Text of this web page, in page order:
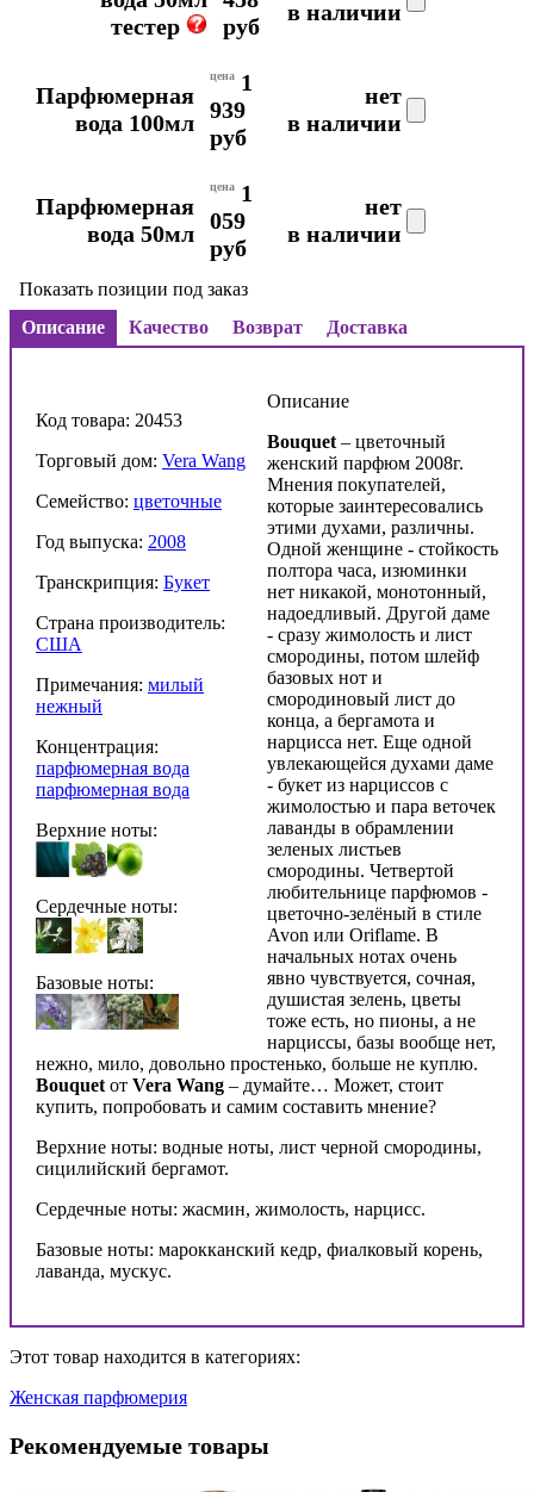
тестер
руб
в наличии
Парфюмерная
вода 100мл
цена 1
939
руб
нет
в наличии
Парфюмерная
вода 50мл
цена 1
059
руб
нет
в наличии
Показать позиции под заказ
Описание
Качество Возврат Доставка
Код товара: 20453
Торговый дом: Vera Wang
Семейство: цветочные
Год выпуска: 2008
Транскрипция: Букет
Страна производитель:
США
Примечания: милый
нежный
Концентрация:
парфюмерная вода
парфюмерная вода
Верхние ноты:
Сердечные ноты:
Базовые ноты:
Описание
Bouquet – цветочный
женский парфюм 2008г.
Мнения покупателей,
которые заинтересовались
этими духами, различны.
Одной женщине - стойкость
полтора часа, изюминки
нет никакой, монотонный,
надоедливый. Другой даме
- сразу жимолость и лист
смородины, потом шлейф
базовых нот и
смородиновый лист до
конца, а бергамота и
нарцисса нет. Еще одной
увлекающейся духами даме
- букет из нарциссов с
жимолостью и пара веточек
лаванды в обрамлении
зеленых листьев
смородины. Четвертой
любительнице парфюмов -
цветочно-зелёный в стиле
Avon или Oriflame. В
начальных нотах очень
явно чувствуется, сочная,
душистая зелень, цветы
тоже есть, но пионы, а не
нарциссы, базы вообще нет,
нежно, мило, довольно простенько, больше не куплю.
Bouquet от Vera Wang – думайте… Может, стоит
купить, попробовать и самим составить мнение?
Верхние ноты: водные ноты, лист черной смородины,
сицилийский бергамот.
Сердечные ноты: жасмин, жимолость, нарцисс.
Базовые ноты: марокканский кедр, фиалковый корень,
лаванда, мускус.
Этот товар находится в категориях:
Женская парфюмерия
Рекомендуемые товары